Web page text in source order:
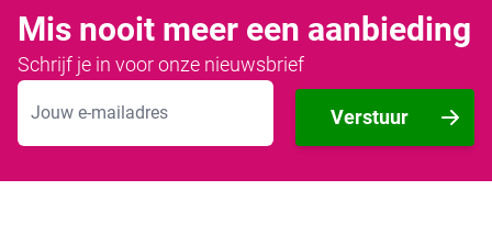
Mis nooit meer een aanbieding
Schrijf je in voor onze nieuwsbrief
E-mailadres
Verstuur